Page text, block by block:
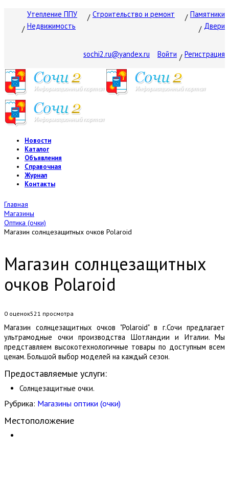
Утепление ППУ Строительство и ремонт
Памятники
Недвижимость
Двери
sochi2.ru@yandex.ru Войти Регистрация
Новости
Каталог
Объявления
Справочная
Журнал
Контакты
Главная
Магазины
Оптика (очки)
Магазин солнцезащитных очков Polaroid
Магазин солнцезащитных
очков Polaroid
0 оценок521 просмотра
Магазин солнцезащитных очков "Polaroid" в г.Сочи предлагает
ультрамодные очки производства Шотландии и Италии. Мы
представляем высокотехнологичные товары по доступным всем
ценам. Большой выбор моделей на каждый сезон.
Предоставляемые услуги:
Солнцезащитные очки.
Рубрика: Магазины оптики (очки)
Местоположение